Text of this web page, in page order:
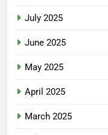
July 2025
June 2025
May 2025
April 2025
March 2025